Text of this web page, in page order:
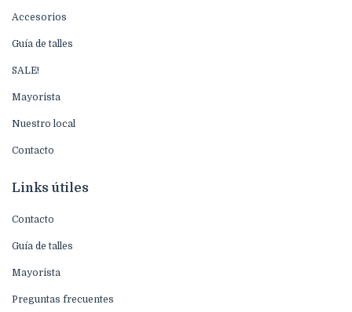
Accesorios
Guía de talles
SALE!
Mayorista
Nuestro local
Contacto
Links útiles
Contacto
Guía de talles
Mayorista
Preguntas frecuentes